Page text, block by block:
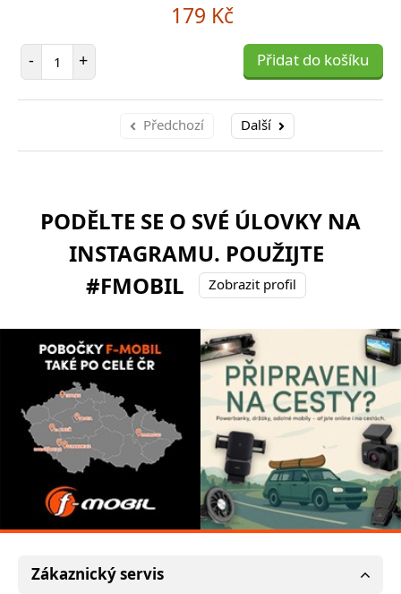
179 Kč
- Počet položek
+ Přidat do košíku
Předchozí Další
PODĚLTE SE O SVÉ ÚLOVKY NA
INSTAGRAMU. POUŽIJTE
#FMOBIL
Zobrazit profil
Zákaznický servis